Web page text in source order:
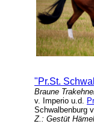
"Pr.St.
Braune
v. Imperio u.d.
Schwalbenburg
Z.: Gestüt